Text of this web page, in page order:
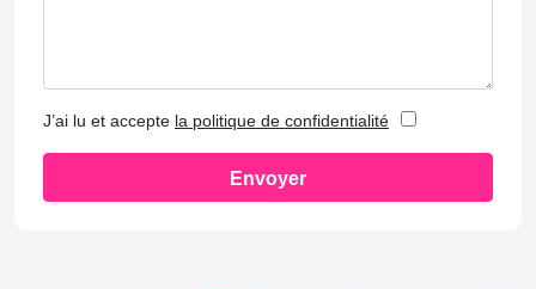
J’ai lu et accepte la politique de confidentialité
Envoyer